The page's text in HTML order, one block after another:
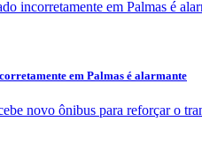
em Palmas é alarmante